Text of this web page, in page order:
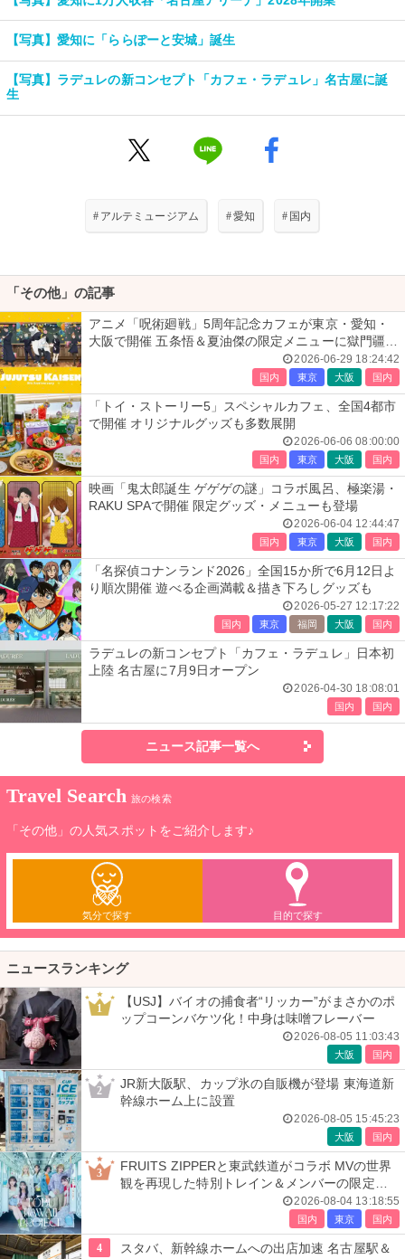
【写真】愛知に「ららぽーと安城」誕生
【写真】ラデュレの新コンセプト「カフェ・ラデュレ」名古屋に誕
生
# アルテミュージアム #愛知 # 国内
「その他」の記事
アニメ「呪術廻戦」5周年記念カフェが東京・愛知・
大阪で開催 五条悟＆夏油傑の限定メニューに獄門疆テ
2026-06-29 18:24:42
国内 東京 大阪 国内
「トイ・ストーリー5」スペシャルカフェ、全国4都市
で開催 オリジナルグッズも多数展開
2026-06-06 08:00:00
国内 東京 大阪 国内
映画「鬼太郎誕生 ゲゲゲの謎」コラボ風呂、極楽湯・
RAKU SPAで開催 限定グッズ・メニューも登場
2026-06-04 12:44:47
国内 東京 大阪 国内
「名探偵コナンランド2026」全国15か所で6月12日よ
り順次開催 遊べる企画満載＆描き下ろしグッズも
2026-05-27 12:17:22
国内 東京 福岡 大阪 国内
ラデュレの新コンセプト「カフェ・ラデュレ」日本初
上陸 名古屋に7月9日オープン
2026-04-30 18:08:01
国内 国内
ニュース記事一覧へ
Travel Search 旅の検索
「その他」の人気スポットをご紹介します♪
気分で探す 目的で探す
ニュースランキング
1
【USJ】バイオの捕食者“リッカー”がまさかのポ
ップコーンバケツ化！中身は味噌フレーバー
2026-08-05 11:03:43
大阪 国内
2
JR新大阪駅、カップ氷の自販機が登場 東海道新
幹線ホーム上に設置
2026-08-05 15:45:23
大阪 国内
3
FRUITS ZIPPERと東武鉄道がコラボ MVの世界
観を再現した特別トレイン＆メンバーの限定ア
2026-08-04 13:18:55
国内 東京 国内
4
スタバ、新幹線ホームへの出店加速 名古屋駅＆